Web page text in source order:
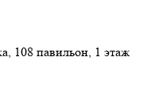
108 павильон, 1 этаж